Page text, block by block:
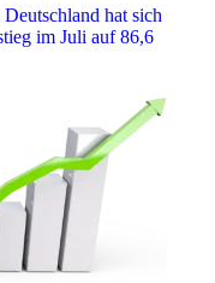
hat sich
im Juli auf 86,6